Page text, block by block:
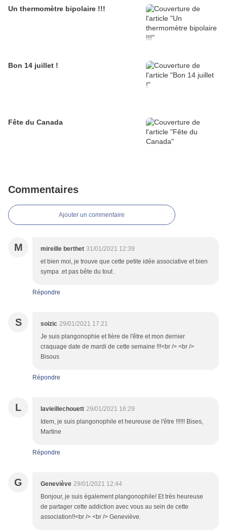
Un thermomètre bipolaire !!!
Bon 14 juillet !
Fête du Canada
Commentaires
Ajouter un commentaire
M mireille berthet 31/01/2021 12:39
et bien moi, je trouve que cette petite idée associative et bien
sympa .et pas bête du tout .
Répondre
S soizic 29/01/2021 17:21
Je suis plangonophie et fière de l'être et mon dernier
craquage date de mardi de cette semaine !!!<br /> <br />
Bisous
Répondre
L lavieillechouett 29/01/2021 16:29
Idem, je suis plangonophile et heureuse de l'être !!!!!! Bises,
Martine
Répondre
G Geneviève 29/01/2021 12:44
Bonjour, je suis également plangonophile! Et très heureuse
de partager cette addiction avec vous au sein de cette
association!!<br /> <br /> Geneviève.